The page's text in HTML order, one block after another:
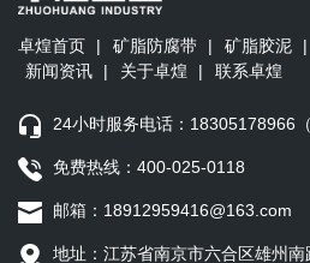
卓煌首页 | 矿脂防腐带 | 矿脂胶泥 |
新闻资讯
| 关于卓煌 | 联系卓煌
24小时服务电话：18305178966（
免费热线：400-025-0118
邮箱：18912959416@163.com
地址：江苏省南京市六合区雄州